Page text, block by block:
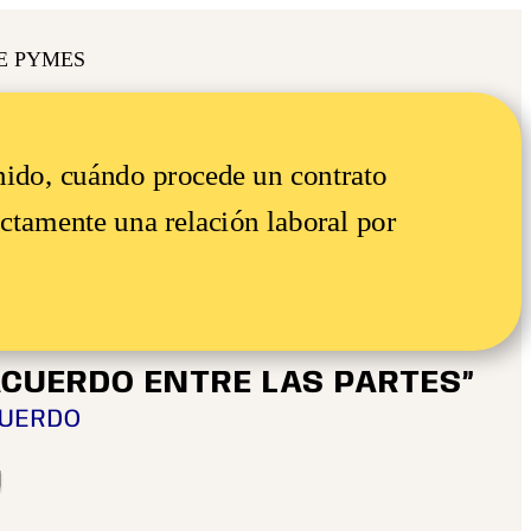
PYMES
cuándo procede un contrato
una relación laboral por
ENTRE LAS PARTES”